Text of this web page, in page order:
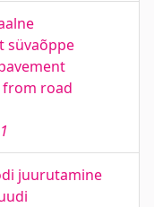
süvaõppe
from road
juurutamine